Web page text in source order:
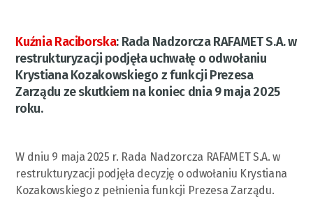
Kuźnia Raciborska: Rada Nadzorcza RAFAMET S.A. w
restrukturyzacji podjęła uchwałę o odwołaniu
Krystiana Kozakowskiego z funkcji Prezesa
Zarządu ze skutkiem na koniec dnia 9 maja 2025
roku.
W dniu 9 maja 2025 r. Rada Nadzorcza RAFAMET S.A. w
restrukturyzacji podjęła decyzję o odwołaniu Krystiana
Kozakowskiego z pełnienia funkcji Prezesa Zarządu.